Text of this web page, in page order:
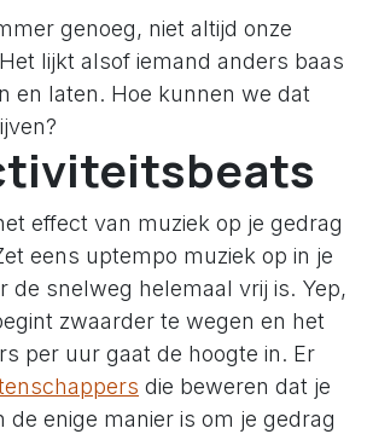
genoeg, niet altijd onze
lijkt alsof iemand anders baas
en laten. Hoe kunnen we dat
effect van muziek op je gedrag
eens uptempo muziek op in je
de snelweg helemaal vrij is. Yep,
zwaarder te wegen en het
per uur gaat de hoogte in. Er
die beweren dat je
de enige manier is om je gedrag